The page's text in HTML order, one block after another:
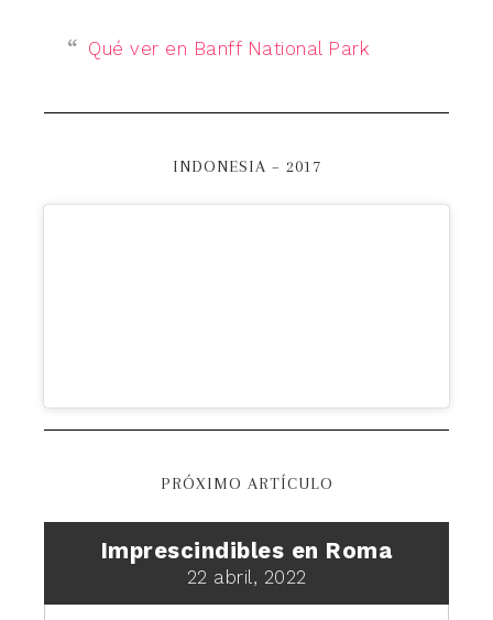
Qué ver en Banff National Park
INDONESIA – 2017
PRÓXIMO ARTÍCULO
Imprescindibles en Roma
22 abril, 2022